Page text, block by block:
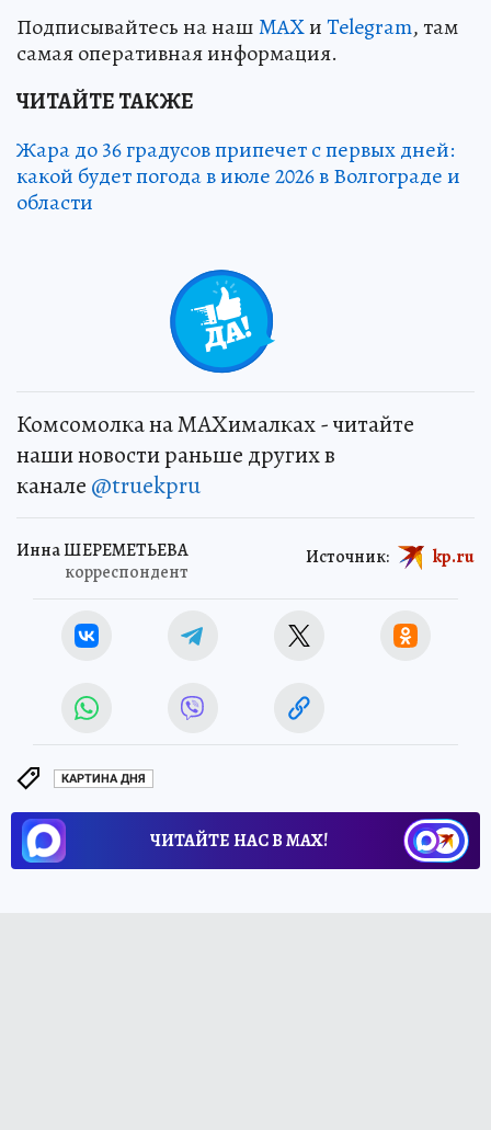
Подписывайтесь на нашMAXиTelegram, там
самая оперативная информация.
ЧИТАЙТЕ ТАКЖЕ
Жара до 36 градусов припечет с первых дней:
какой будет погода в июле 2026 в Волгограде и
области
Комсомолка на MAXималках - читайте
наши новости раньше других в
канале @truekpru
Инна ШЕРЕМЕТЬЕВА
корреспондент
Источник: kp.ru
КАРТИНА ДНЯ
ЧИТАЙТЕ НАС В МАХ!